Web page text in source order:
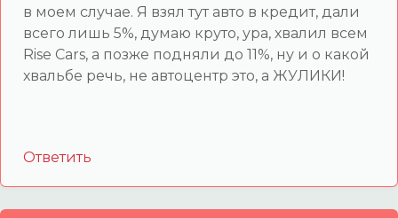
в моем случае. Я взял тут авто в кредит, дали
всего лишь 5%, думаю круто, ура, хвалил всем
Rise Cars, а позже подняли до 11%, ну и о какой
хвальбе речь, не автоцентр это, а ЖУЛИКИ!
Ответить